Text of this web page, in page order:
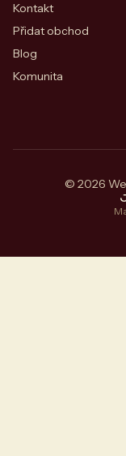
Kontakt
Přidat obchod
Blog
Komunita
© 2026